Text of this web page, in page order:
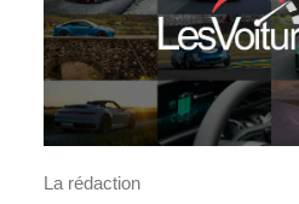
La rédaction